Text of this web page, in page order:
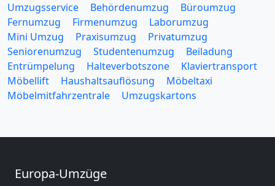
Umzugsservice Behördenumzug
Büroumzug
Fernumzug
Firmenumzug
Laborumzug
Mini Umzug
Praxisumzug
Privatumzug
Seniorenumzug
Studentenumzug
Beiladung
Entrümpelung
Halteverbotszone
Klaviertransport
Möbellift
Haushaltsauflösung
Möbeltaxi
Möbelmitfahrzentrale
Umzugskartons
Europa-Umzüge